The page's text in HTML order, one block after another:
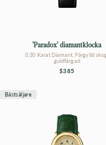
'Paradox' diamantklocka
0.30 Karat Diamant, Förgylld
guldfärgad
$385
Bästsäljare